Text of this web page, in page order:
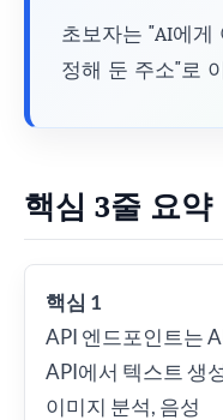
초보자는 "AI에
정해 둔 주소"로
핵심 3줄 요약
핵심 1
API 엔드포인트는
API에서 텍스트 생
이미지 분석, 음성